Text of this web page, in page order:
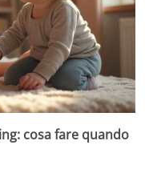
cosa fare quando